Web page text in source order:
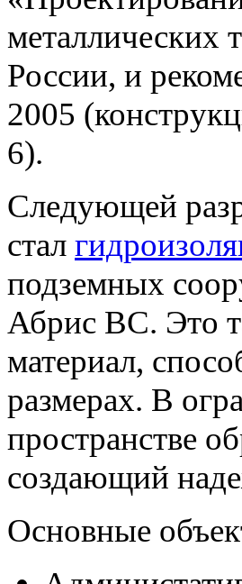
металлических
России, и
2005
6).
Следующей
стал
подземных
Абрис ВС. Это
материал,
размерах. В
пространстве
создающий
Основные